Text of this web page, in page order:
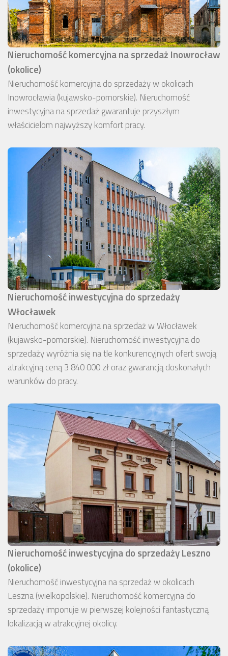
Nieruchomość komercyjna na sprzedaż Inowrocław
(okolice)
Nieruchomość komercyjna do sprzedaży w okolicach
Inowrocławia (kujawsko-pomorskie). Nieruchomość
inwestycyjna na sprzedaż gwarantuje przyszłym
właścicielom najwyższy komfort pracy.
Nieruchomość inwestycyjna do sprzedaży
Włocławek
Nieruchomość komercyjna na sprzedaż w Włocławek
(kujawsko-pomorskie). Nieruchomość inwestycyjna do
sprzedaży wyróżnia się na tle konkurencyjnych ofert swoją
atrakcyjną ceną 3 840 000 zł oraz gwarancją doskonałych
warunków do pracy.
Nieruchomość inwestycyjna do sprzedaży Leszno
(okolice)
Nieruchomość inwestycyjna na sprzedaż w okolicach
Leszna (wielkopolskie). Nieruchomość komercyjna do
sprzedaży imponuje w pierwszej kolejności fantastyczną
lokalizacją w atrakcyjnej okolicy.